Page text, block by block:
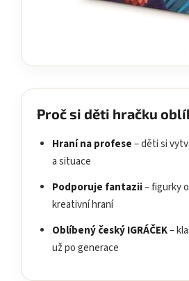
Proč si děti hračku
Hraní na profese– děti si
a situace
Podporuje fantazii– figurky
kreativní hraní
Oblíbený český IGRÁČEK–
už po generace